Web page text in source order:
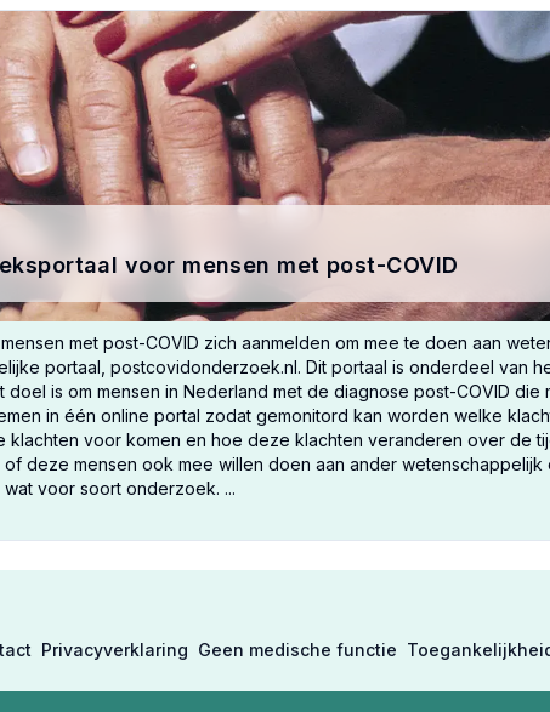
voor mensen met post-COVID
met post-COVID zich aanmelden om mee te doen aan
portaal, postcovidonderzoek.nl. Dit portaal is onderdeel van
doel is om mensen in Nederland met de diagnose post-COVID die
in één online portal zodat gemonitord kan worden welke
voor komen en hoe deze klachten veranderen over de
deze mensen ook mee willen doen aan ander wetenschappelijk
voor soort onderzoek. ...
Privacyverklaring Geen medische functie